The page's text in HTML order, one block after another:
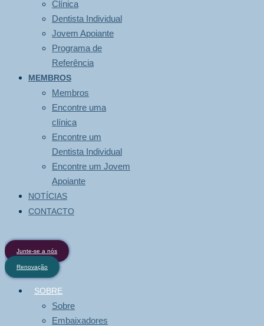
Clínica
Dentista Individual
Jovem Apoiante
Programa de
Referência
MEMBROS
Membros
Encontre uma
clínica
Encontre um
Dentista Individual
Encontre um Jovem
Apoiante
NOTÍCIAS
CONTACTO
Junte-se a nós
Renovação
SOBRE
Sobre
Embaixadores